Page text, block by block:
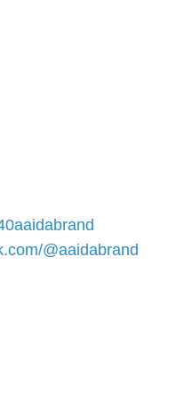
@aaidabrand